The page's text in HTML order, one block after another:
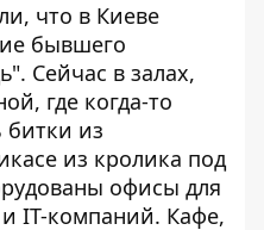
что в Киеве
бывшего
. Сейчас в залах,
где когда-то
из
из кролика под
офисы для
IT-компаний. Кафе,